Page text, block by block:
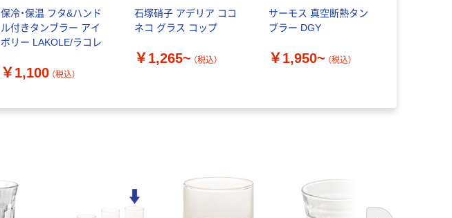
保冷・保温 フタ&ハンド
ル付きタンブラー アイ
ボリー LAKOLE/ラコレ
￥1,100 （税込）
石塚硝子 アデリア ココ
ネコ グラス コップ
￥1,265~ （税込）
サーモス 真空断熱タン
ブラー DGY
￥1,950~ （税込）